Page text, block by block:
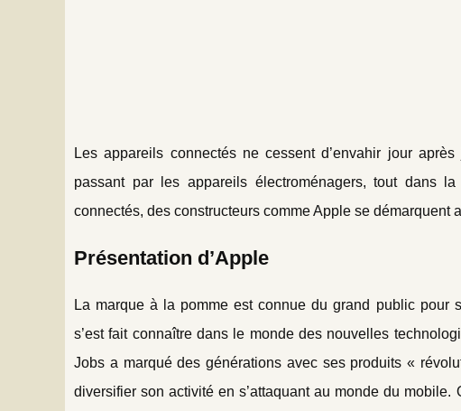
Les appareils connectés ne cessent d’envahir jour
passant par les appareils électroménagers, tout dans
connectés, des constructeurs comme Apple se
Présentation d’Apple
La marque à la pomme est connue du grand public pour
s’est fait connaître dans le monde des nouvelles
Jobs a marqué des générations avec ses produits «
diversifier son activité en s’attaquant au monde du mobile.